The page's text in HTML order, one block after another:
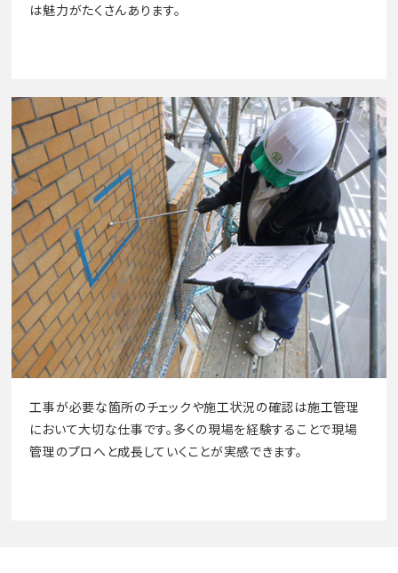
は魅力がたくさんあります。
工事が必要な箇所のチェックや施工状況の確認は施工管理
において大切な仕事です。多くの現場を経験することで現場
管理のプロへと成長していくことが実感できます。